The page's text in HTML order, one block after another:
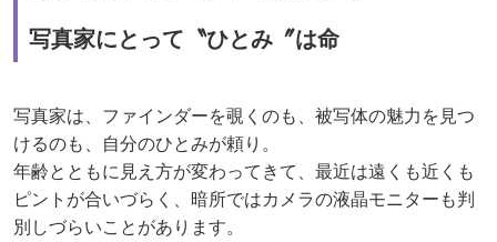
写真家にとって〝ひとみ〞は命
写真家は、ファインダーを覗くのも、被写体の魅力を見つ
けるのも、自分のひとみが頼り。
年齢とともに見え方が変わってきて、最近は遠くも近くも
ピントが合いづらく、暗所ではカメラの液晶モニターも判
別しづらいことがあります。